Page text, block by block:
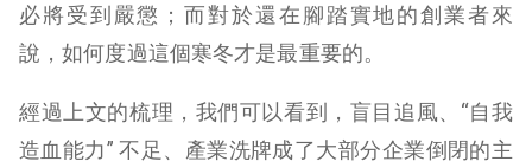
必將受到嚴懲；而對於還在腳踏實地的創業者來
說，如何度過這個寒冬才是最重要的。
經過上文的梳理，我們可以看到，盲目追風、“自我
造血能力” 不足、產業洗牌成了大部分企業倒閉的主